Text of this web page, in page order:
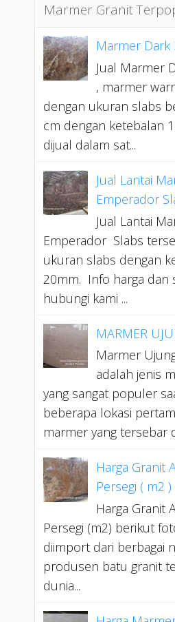
Marmer Granit
Marmer
Jual Marmer
, marmer
dengan ukuran slabs
cm dengan ketebalan
dijual dalam sat...
Jual Lantai
Emperador
Jual Lantai
Emperador Slabs
ukuran slabs dengan
20mm. Info harga dan
hubungi kami ...
MARMER
Marmer
adalah jenis
yang sangat populer
beberapa lokasi
marmer yang tersebar
Harga Granit
Persegi ( m2 )
Harga Granit
Persegi (m2) berikut
diimport dari berbagai
produsen batu granit
dunia...